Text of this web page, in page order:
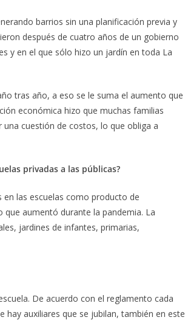
barrios sin una planificación previa y
después de cuatro años de un gobierno
y en el que sólo hizo un jardín en toda La
tras año, a eso se le suma el aumento que
económica hizo que muchas familias
una cuestión de costos, lo que obliga a
privadas a las públicas?
las escuelas como producto de
aumentó durante la pandemia. La
jardines de infantes, primarias,
De acuerdo con el reglamento cada
hay auxiliares que se jubilan, también en este